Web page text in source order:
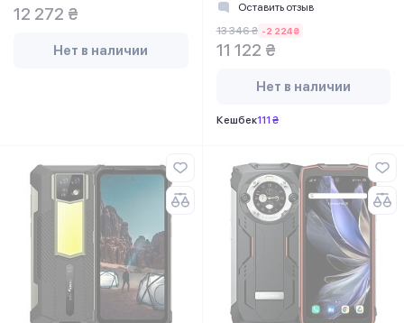
12 272 ₴
Нет в наличии
Оставить отзыв
13 346 ₴ -2 224 ₴
11 122 ₴
Нет в наличии
Кешбек111 ₴